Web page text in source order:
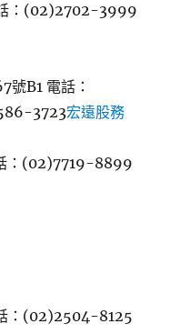
：(02)2702-3999
號B1 電話：
3723宏遠股務
：(02)7719-8899
：(02)2504-8125